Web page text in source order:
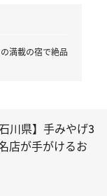
満載の宿で絶品
川県】手みやげ3
店が手がけるお